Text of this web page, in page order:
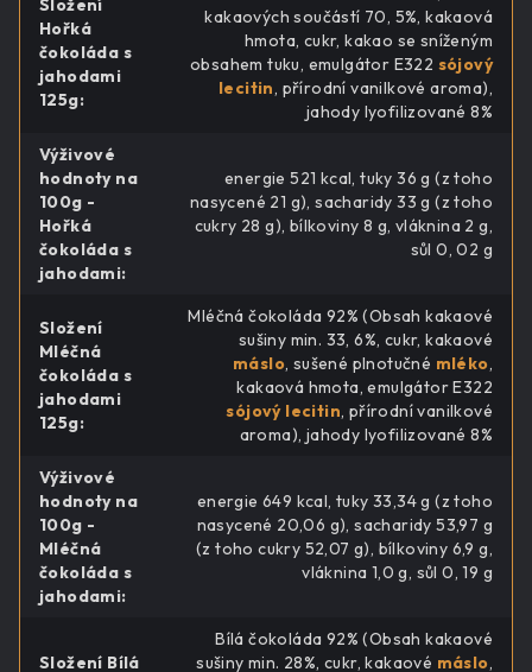
Složení
Hořká
čokoláda s
jahodami
125g:
kakaových součástí 70, 5%, kakaová
hmota, cukr, kakao se sníženým
obsahem tuku, emulgátor E322 sójový
lecitin, přírodní vanilkové aroma),
jahody lyofilizované 8%
Výživové
hodnoty na
100g -
Hořká
čokoláda s
jahodami:
energie 521 kcal, tuky 36 g (z toho
nasycené 21 g), sacharidy 33 g (z toho
cukry 28 g), bílkoviny 8 g, vláknina 2 g,
sůl 0, 02 g
Složení
Mléčná
čokoláda s
jahodami
125g:
Mléčná čokoláda 92% (Obsah kakaové
sušiny min. 33, 6%, cukr, kakaové
máslo, sušené plnotučné mléko,
kakaová hmota, emulgátor E322
sójový lecitin, přírodní vanilkové
aroma), jahody lyofilizované 8%
Výživové
hodnoty na
100g -
Mléčná
čokoláda s
jahodami:
energie 649 kcal, tuky 33,34 g (z toho
nasycené 20,06 g), sacharidy 53,97 g
(z toho cukry 52,07 g), bílkoviny 6,9 g,
vláknina 1,0 g, sůl 0, 19 g
Složení Bílá
Bílá čokoláda 92% (Obsah kakaové
sušiny min. 28%, cukr, kakaové máslo,